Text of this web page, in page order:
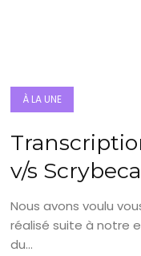
À LA UNE
v/s
Nous avons voulu
réalisé suite à notre
du...